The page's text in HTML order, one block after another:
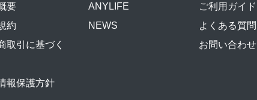
要
約
取引に基づく
報保護方針
ANYLIFE
NEWS
ご利用ガイド
よくある質問
お問い合わせ